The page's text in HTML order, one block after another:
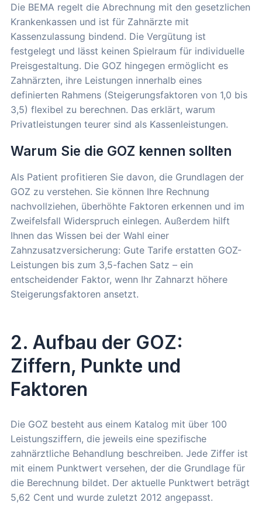
Die BEMA regelt die Abrechnung mit den gesetzlichen
Krankenkassen und ist für Zahnärzte mit
Kassenzulassung bindend. Die Vergütung ist
festgelegt und lässt keinen Spielraum für individuelle
Preisgestaltung. Die GOZ hingegen ermöglicht es
Zahnärzten, ihre Leistungen innerhalb eines
definierten Rahmens (Steigerungsfaktoren von 1,0 bis
3,5) flexibel zu berechnen. Das erklärt, warum
Privatleistungen teurer sind als Kassenleistungen.
Warum Sie die GOZ kennen sollten
Als Patient profitieren Sie davon, die Grundlagen der
GOZ zu verstehen. Sie können Ihre Rechnung
nachvollziehen, überhöhte Faktoren erkennen und im
Zweifelsfall Widerspruch einlegen. Außerdem hilft
Ihnen das Wissen bei der Wahl einer
Zahnzusatzversicherung: Gute Tarife erstatten GOZ-
Leistungen bis zum 3,5-fachen Satz – ein
entscheidender Faktor, wenn Ihr Zahnarzt höhere
Steigerungsfaktoren ansetzt.
2. Aufbau der GOZ:
Ziffern, Punkte und
Faktoren
Die GOZ besteht aus einem Katalog mit über 100
Leistungsziffern, die jeweils eine spezifische
zahnärztliche Behandlung beschreiben. Jede Ziffer ist
mit einem Punktwert versehen, der die Grundlage für
die Berechnung bildet. Der aktuelle Punktwert beträgt
5,62 Cent und wurde zuletzt 2012 angepasst.